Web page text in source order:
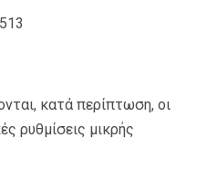
κατά περίπτωση, οι
ρυθμίσεις μικρής